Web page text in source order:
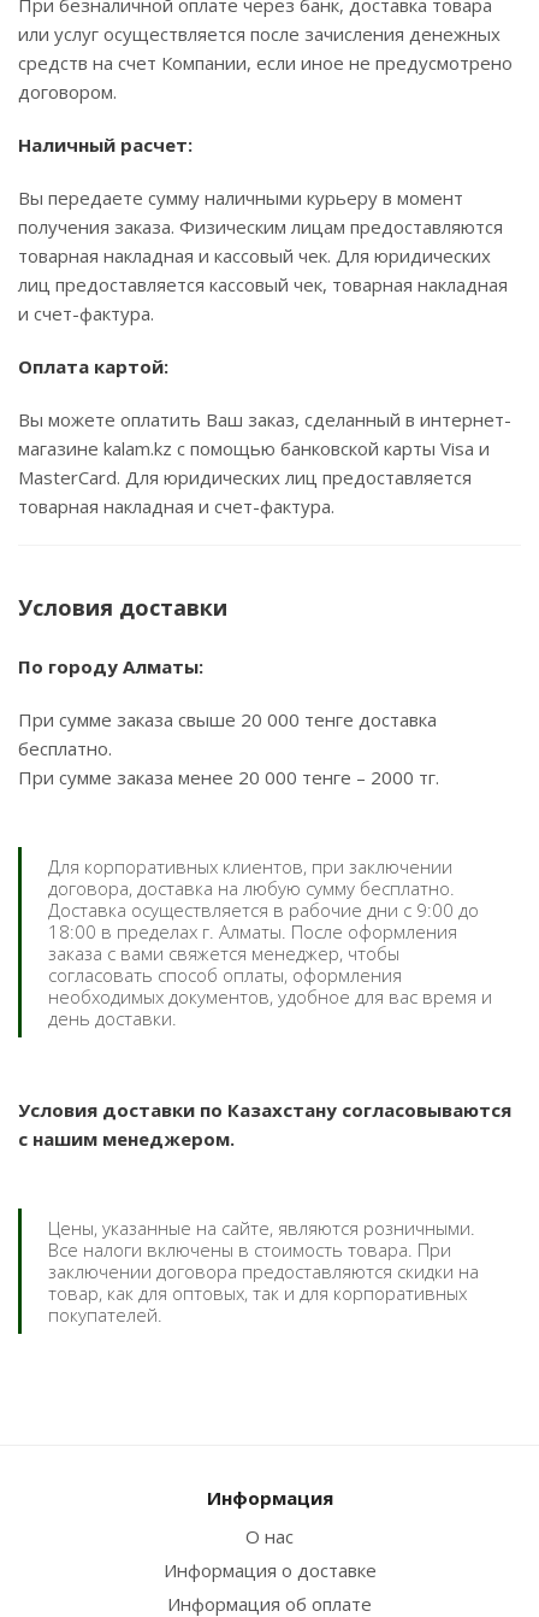
При безналичной оплате через банк, доставка товара
или услуг осуществляется после зачисления денежных
средств на счет Компании, если иное не предусмотрено
договором.
Наличный расчет:
Вы передаете сумму наличными курьеру в момент
получения заказа. Физическим лицам предоставляются
товарная накладная и кассовый чек. Для юридических
лиц предоставляется кассовый чек, товарная накладная
и счет-фактура.
Оплата картой:
Вы можете оплатить Ваш заказ, сделанный в интернет-
магазине kalam.kz с помощью банковской карты Visa и
MasterCard. Для юридических лиц предоставляется
товарная накладная и счет-фактура.
Условия доставки
По городу Алматы:
При сумме заказа свыше 20 000 тенге доставка
бесплатно.
При сумме заказа менее 20 000 тенге – 2000 тг.
Для корпоративных клиентов, при заключении
договора, доставка на любую сумму бесплатно.
Доставка осуществляется в рабочие дни с 9:00 до
18:00 в пределах г. Алматы. После оформления
заказа с вами свяжется менеджер, чтобы
согласовать способ оплаты, оформления
необходимых документов, удобное для вас время и
день доставки.
Условия доставки по Казахстану согласовываются
с нашим менеджером.
Цены, указанные на сайте, являются розничными.
Все налоги включены в стоимость товара. При
заключении договора предоставляются скидки на
товар, как для оптовых, так и для корпоративных
покупателей.
Информация
О нас
Информация о доставке
Информация об оплате